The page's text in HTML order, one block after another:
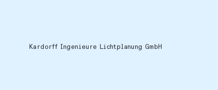
Kardorff Ingenieure Lichtplanung GmbH